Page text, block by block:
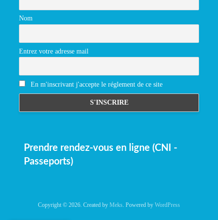
Nom
Entrez votre adresse mail
En m'inscrivant j'accepte le réglement de ce site
Prendre rendez-vous en ligne (CNI -
Passeports)
Copyright © 2026. Created by Meks . Powered by WordPress